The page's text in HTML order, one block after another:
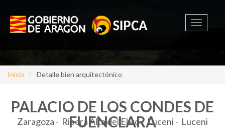
Toggle
Inicio Detalle bien arquitectónico
PALACIO DE LOS CONDES DE
FUENCLARA
Zaragoza - Ribera Alta del Ebro - Luceni - Luceni